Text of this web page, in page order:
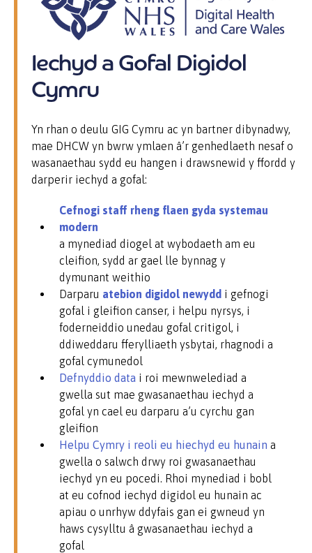
Iechyd a Gofal Digidol
Cymru
Yn rhan o deulu GIG Cymru ac yn bartner dibynadwy,
mae DHCW yn bwrw ymlaen â’r genhedlaeth nesaf o
wasanaethau sydd eu hangen i drawsnewid y ffordd y
darperir iechyd a gofal:
Cefnogi staff rheng flaen gyda systemau
modern
a mynediad diogel at wybodaeth am eu
cleifion, sydd ar gael lle bynnag y
dymunant weithio
Darparu atebion digidol newydd i gefnogi
gofal i gleifion canser, i helpu nyrsys, i
foderneiddio unedau gofal critigol, i
ddiweddaru fferylliaeth ysbytai, rhagnodi a
gofal cymunedol
Defnyddio data i roi mewnwelediad a
gwella sut mae gwasanaethau iechyd a
gofal yn cael eu darparu a’u cyrchu gan
gleifion
Helpu Cymry i reoli eu hiechyd eu hunain a
gwella o salwch drwy roi gwasanaethau
iechyd yn eu pocedi. Rhoi mynediad i bobl
at eu cofnod iechyd digidol eu hunain ac
apiau o unrhyw ddyfais gan ei gwneud yn
haws cysylltu â gwasanaethau iechyd a
gofal